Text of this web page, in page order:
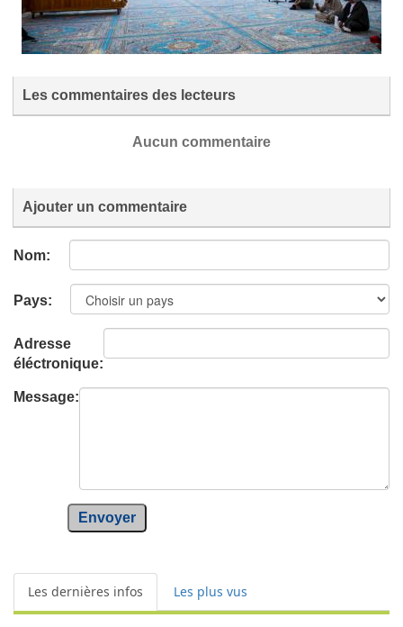
Les commentaires des lecteurs
Aucun commentaire
Ajouter un commentaire
Nom:
Pays:
Adresse
éléctronique:
Message:
Envoyer
Les dernières infos Les plus vus